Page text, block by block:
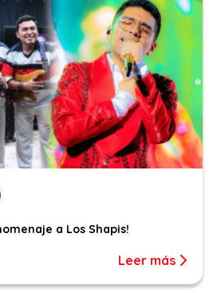
a Los Shapis!
Leer más